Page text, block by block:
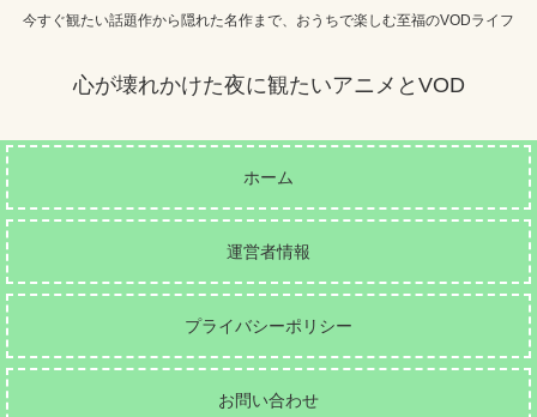
今すぐ観たい話題作から隠れた名作まで、おうちで楽しむ至福のVODライフ
心が壊れかけた夜に観たいアニメとVOD
ホーム
運営者情報
プライバシーポリシー
お問い合わせ